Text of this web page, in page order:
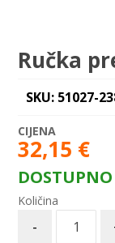
Ručka
SKU: 51027-
32,15 €
-